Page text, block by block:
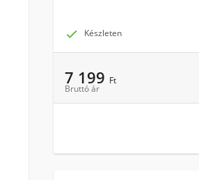
 Készleten
7 199 Ft
Bruttó ár